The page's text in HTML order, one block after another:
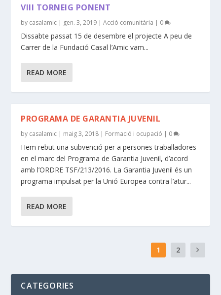
VIII TORNEIG PONENT
by casalamic | gen. 3, 2019 |Acció comunitària | 0
Dissabte passat 15 de desembre el projecte A peu de
Carrer de la Fundació Casal l’Amic vam...
READ MORE
PROGRAMA DE GARANTIA JUVENIL
by casalamic | maig 3, 2018 | Formació i ocupació | 0
Hem rebut una subvenció per a persones traballadores
en el marc del Programa de Garantia Juvenil, d’acord
amb l’ORDRE TSF/213/2016. La Garantia Juvenil és un
programa impulsat per la Unió Europea contra l’atur...
READ MORE
1 2
CATEGORIES